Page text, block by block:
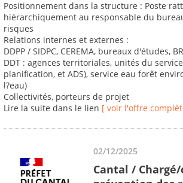
Positionnement dans la structure : Poste
hiérarchiquement au responsable du
risques
Relations internes et externes :
DDPP / SIDPC, CEREMA, bureaux d'études,
DDT : agences territoriales, unités du
planification, et ADS), service eau forêt
l?eau)
Collectivités, porteurs de projet
Lire la suite dans le lien [ voir l'offre
02/12/2025
Cantal /